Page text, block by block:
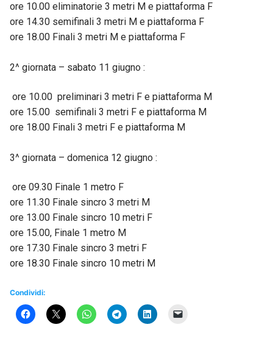
ore 10.00 eliminatorie 3 metri M e piattaforma F
ore 14.30 semifinali 3 metri M e piattaforma F
ore 18.00 Finali 3 metri M e piattaforma F
2^ giornata – sabato 11 giugno :
ore 10.00 preliminari 3 metri F e piattaforma M
ore 15.00 semifinali 3 metri F e piattaforma M
ore 18.00 Finali 3 metri F e piattaforma M
3^ giornata – domenica 12 giugno :
ore 09.30 Finale 1 metro F
ore 11.30 Finale sincro 3 metri M
ore 13.00 Finale sincro 10 metri F
ore 15.00, Finale 1 metro M
ore 17.30 Finale sincro 3 metri F
ore 18.30 Finale sincro 10 metri M
Condividi: